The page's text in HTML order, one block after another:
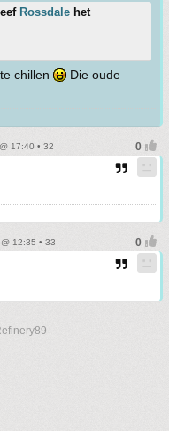
Rossdale het
chillen
Die oude
17:40 • 32
12:35 • 33